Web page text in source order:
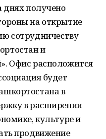
днях получено
на открытие
сотрудничеству
и
Офис расположится
будет
в
в расширении
культуре и
продвижение